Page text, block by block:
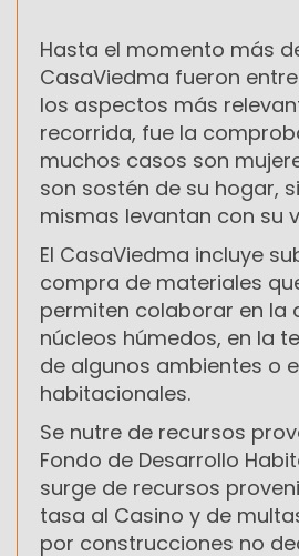
Hasta el momento más
CasaViedma fueron
los aspectos más
recorrida, fue la
muchos casos son
son sostén de su hogar,
mismas levantan con su
El CasaViedma incluye
compra de materiales
permiten colaborar en la
núcleos húmedos, en la
de algunos ambientes o
habitacionales.
Se nutre de recursos
Fondo de Desarrollo
surge de recursos
tasa al Casino y de
por construcciones no